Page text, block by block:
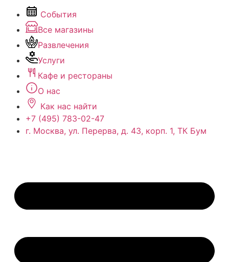
События
Все магазины
Развлечения
Услуги
Кафе и рестораны
О нас
Как нас найти
+7 (495) 783-02-47
г. Москва, ул. Перерва, д. 43, корп. 1, ТК Бум